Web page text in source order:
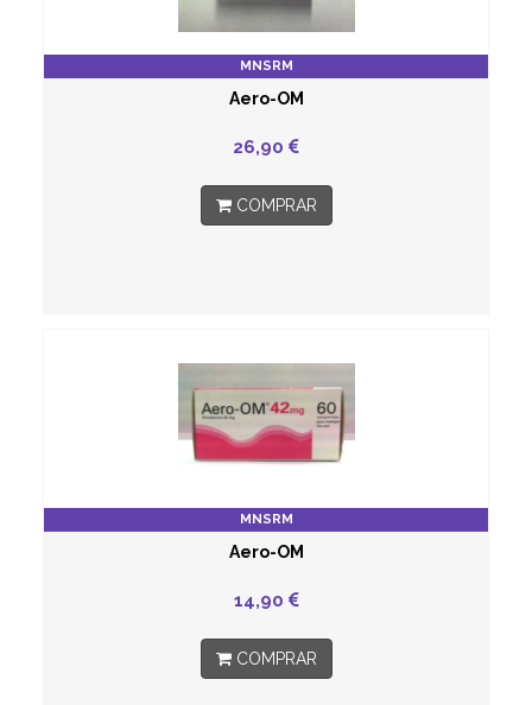
MNSRM
Aero-OM
26,90
COMPRAR
MNSRM
Aero-OM
14,90
COMPRAR